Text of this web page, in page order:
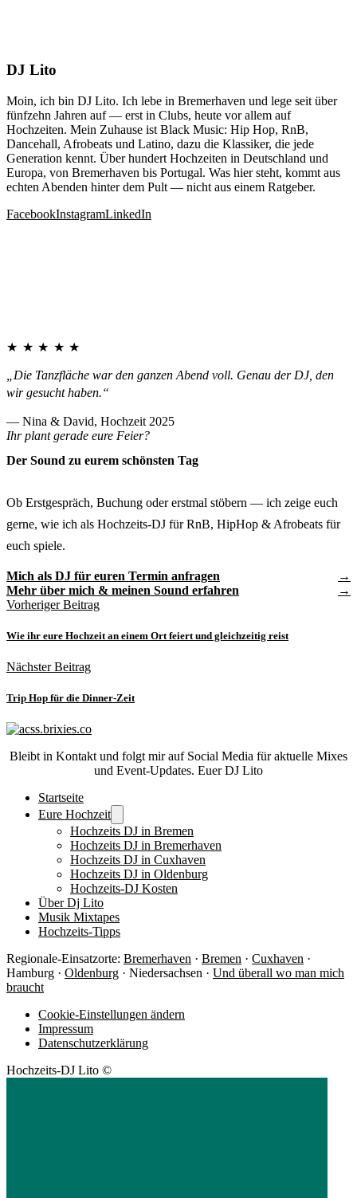
DJ Lito
Moin, ich bin DJ Lito. Ich lebe in Bremerhaven und lege seit über
fünfzehn Jahren auf — erst in Clubs, heute vor allem auf
Hochzeiten. Mein Zuhause ist Black Music: Hip Hop, RnB,
Dancehall, Afrobeats und Latino, dazu die Klassiker, die jede
Generation kennt. Über hundert Hochzeiten in Deutschland und
Europa, von Bremerhaven bis Portugal. Was hier steht, kommt aus
echten Abenden hinter dem Pult — nicht aus einem Ratgeber.
FacebookInstagramLinkedIn
★★★★★
„Die Tanzfläche war den ganzen Abend voll. Genau der DJ, den
wir gesucht haben.“
— Nina & David, Hochzeit 2025
Ihr plant gerade eure Feier?
Der Sound zu eurem schönsten Tag
Ob Erstgespräch, Buchung oder erstmal stöbern — ich zeige euch
gerne, wie ich als Hochzeits-DJ für RnB, HipHop & Afrobeats für
euch spiele.
Mich als DJ für euren Termin anfragen
Mehr über mich & meinen Sound erfahren
Vorheriger Beitrag
Wie ihr eure Hochzeit an einem Ort feiert und gleichzeitig reist
Nächster Beitrag
Trip Hop für die Dinner-Zeit
Bleibt in Kontakt und folgt mir auf Social Media für aktuelle Mixes
und Event-Updates. Euer DJ Lito
Startseite
Eure Hochzeit
Hochzeits DJ in Bremen
Hochzeits DJ in Bremerhaven
Hochzeits DJ in Cuxhaven
Hochzeits DJ in Oldenburg
Hochzeits-DJ Kosten
Über Dj Lito
Musik Mixtapes
Hochzeits-Tipps
Regionale-Einsatzorte: Bremerhaven · Bremen · Cuxhaven ·
Hamburg · Oldenburg · Niedersachsen · Und überall wo man mich
braucht
Cookie-Einstellungen ändern
Impressum
Datenschutzerklärung
Hochzeits-DJ Lito ©